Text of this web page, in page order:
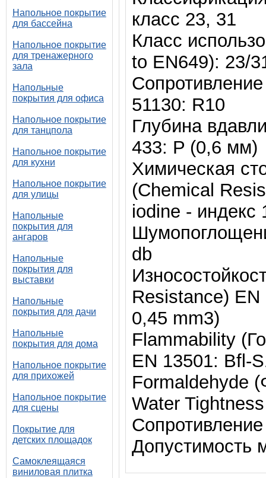
Напольное покрытие
для бассейна
Напольное покрытие
для тренажерного
зала
Напольные
покрытия для офиса
Напольное покрытие
для танцпола
Напольное покрытие
для кухни
Напольное покрытие
для улицы
Напольные
покрытия для
ангаров
Напольные
покрытия для
выставки
Напольные
покрытия для дачи
Напольные
покрытия для дома
Напольное покрытие
для прихожей
Напольное покрытие
для сцены
Покрытие для
детских площадок
Самоклеящаяся
виниловая плитка
класс 23, 31
Класс
to EN649): 23/
51130: R10
Глубина
433: P (0,6 мм)
Химическая
(Chemical
iodine - индекс
db
Resistance)
0,45 mm3)
Flammability
EN 13501: Bfl-
Formaldehyde
Water
Допустимость